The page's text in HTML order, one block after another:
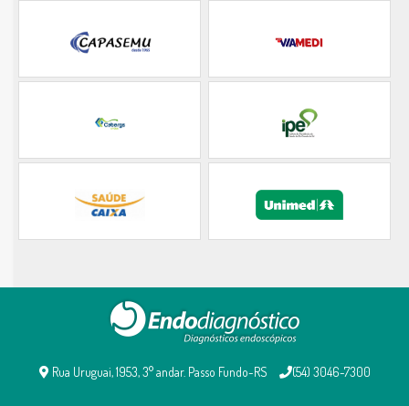
Rua Uruguai, 1953, 3° andar. Passo Fundo-RS (54) 3046-7300